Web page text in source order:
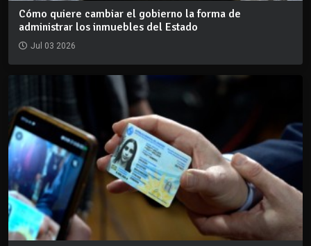
Cómo quiere cambiar el gobierno la forma de
administrar los inmuebles del Estado
Jul 03 2026